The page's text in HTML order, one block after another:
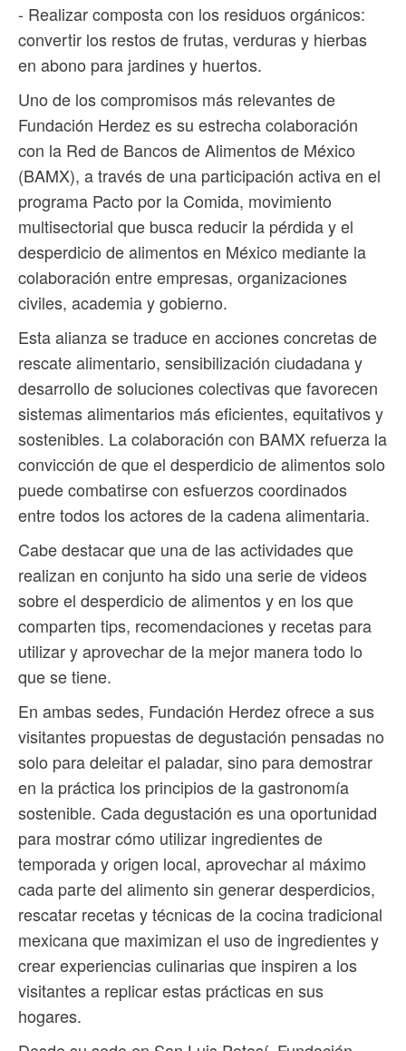
- Realizar composta con los residuos orgánicos:
convertir los restos de frutas, verduras y hierbas
en abono para jardines y huertos.
Uno de los compromisos más relevantes de
Fundación Herdez es su estrecha colaboración
con la Red de Bancos de Alimentos de México
(BAMX), a través de una participación activa en el
programa Pacto por la Comida, movimiento
multisectorial que busca reducir la pérdida y el
desperdicio de alimentos en México mediante la
colaboración entre empresas, organizaciones
civiles, academia y gobierno.
Esta alianza se traduce en acciones concretas de
rescate alimentario, sensibilización ciudadana y
desarrollo de soluciones colectivas que favorecen
sistemas alimentarios más eficientes, equitativos y
sostenibles. La colaboración con BAMX refuerza la
convicción de que el desperdicio de alimentos solo
puede combatirse con esfuerzos coordinados
entre todos los actores de la cadena alimentaria.
Cabe destacar que una de las actividades que
realizan en conjunto ha sido una serie de videos
sobre el desperdicio de alimentos y en los que
comparten tips, recomendaciones y recetas para
utilizar y aprovechar de la mejor manera todo lo
que se tiene.
En ambas sedes, Fundación Herdez ofrece a sus
visitantes propuestas de degustación pensadas no
solo para deleitar el paladar, sino para demostrar
en la práctica los principios de la gastronomía
sostenible. Cada degustación es una oportunidad
para mostrar cómo utilizar ingredientes de
temporada y origen local, aprovechar al máximo
cada parte del alimento sin generar desperdicios,
rescatar recetas y técnicas de la cocina tradicional
mexicana que maximizan el uso de ingredientes y
crear experiencias culinarias que inspiren a los
visitantes a replicar estas prácticas en sus
hogares.